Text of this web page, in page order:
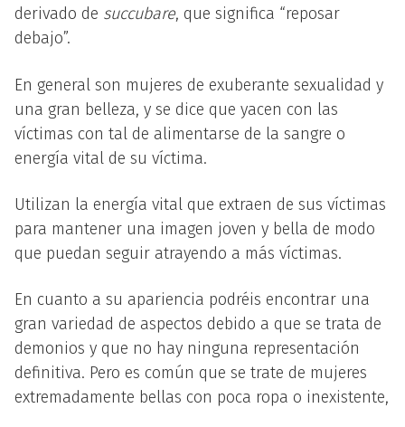
derivado de succubare, que significa “reposar
debajo”.
En general son mujeres de exuberante sexualidad y
una gran belleza, y se dice que yacen con las
víctimas con tal de alimentarse de la sangre o
energía vital de su víctima.
Utilizan la energía vital que extraen de sus víctimas
para mantener una imagen joven y bella de modo
que puedan seguir atrayendo a más víctimas.
En cuanto a su apariencia podréis encontrar una
gran variedad de aspectos debido a que se trata de
demonios y que no hay ninguna representación
definitiva. Pero es común que se trate de mujeres
extremadamente bellas con poca ropa o inexistente,